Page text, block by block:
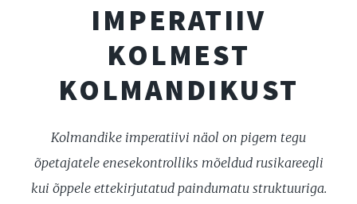
IMPERATIIV
KOLMEST
KOLMANDIKUST
Kolmandike imperatiivi näol on pigem tegu
õpetajatele enesekontrolliks mõeldud rusikareegli
kui õppele ettekirjutatud paindumatu struktuuriga.